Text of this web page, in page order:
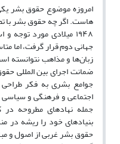
امروزه موضوع حقوق بشر
هاست. اگر چه حقوق بشر با
۱۹۴۸ میلادی مورد
جهانی دوم قرار گرفت، اما
زبان‌ها و مذاهب نتوانسته
ضمانت اجرای بین المللی
جوامع بشری به فکر
اجتماعی و فرهنگی و
جمله نهاد‌های مطروحه
بنیاد‌های خود را ریشه در
حقوق بشر غربی از اصول و